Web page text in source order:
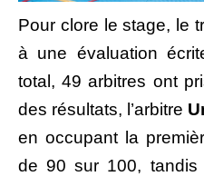
Pour clore le stage, le
à une évaluation
total, 49 arbitres ont
des résultats, l’arbitre
en occupant la
de 90 sur 100, tandis